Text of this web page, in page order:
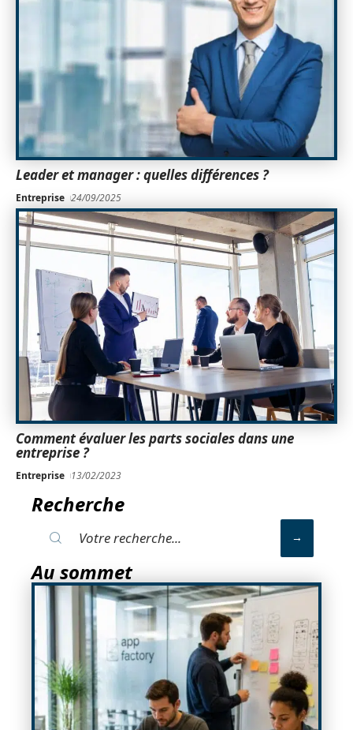
Leader et manager : quelles différences ?
Entreprise 24/09/2025
Comment évaluer les parts sociales dans une
entreprise ?
Entreprise 13/02/2023
Recherche
Au sommet